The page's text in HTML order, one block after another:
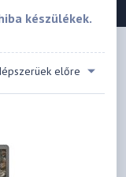
készülékek.
előre